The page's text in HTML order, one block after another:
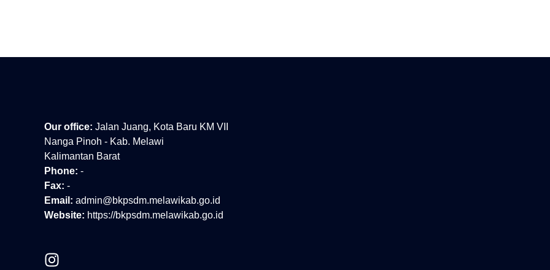
Our office: Jalan Juang, Kota Baru KM VII
Nanga Pinoh - Kab. Melawi
Kalimantan Barat
Phone: -
Fax: -
Email: admin@bkpsdm.melawikab.go.id
Website: https://bkpsdm.melawikab.go.id